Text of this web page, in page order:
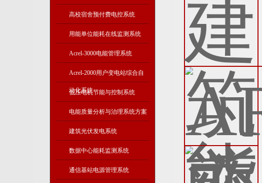
高校宿舍预付费电控系统
用能单位能耗在线监测系统
Acrel-3000电能管理系统
Acrel-2000用户变电站综合自
动化系统
低压电机节能与控制系统
电能质量分析与治理系统方案
建筑光伏发电系统
数据中心能耗监测系统
通信基站电源管理系统